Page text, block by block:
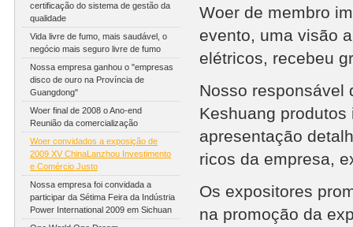
certificação do sistema de gestão da
qualidade
Vida livre de fumo, mais saudável, o
negócio mais seguro livre de fumo
Nossa empresa ganhou o "empresas
disco de ouro na Província de
Guangdong"
Woer final de 2008 o Ano-end
Reunião da comercialização
Woer convidados a exposição de
2009 XV ChinaLanzhou Investimento
e Comércio Justo
Nossa empresa foi convidada a
participar da Sétima Feira da Indústria
Power International 2009 em Sichuan
Woer de membro
evento, uma visão
elétricos, recebeu
Nosso responsável
Keshuang
apresentação
ricos da empresa,
Os expositores
na promoção da